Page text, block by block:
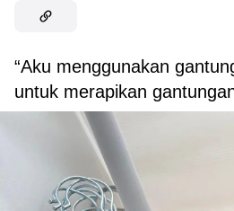
“Aku menggunakan
untuk merapikan